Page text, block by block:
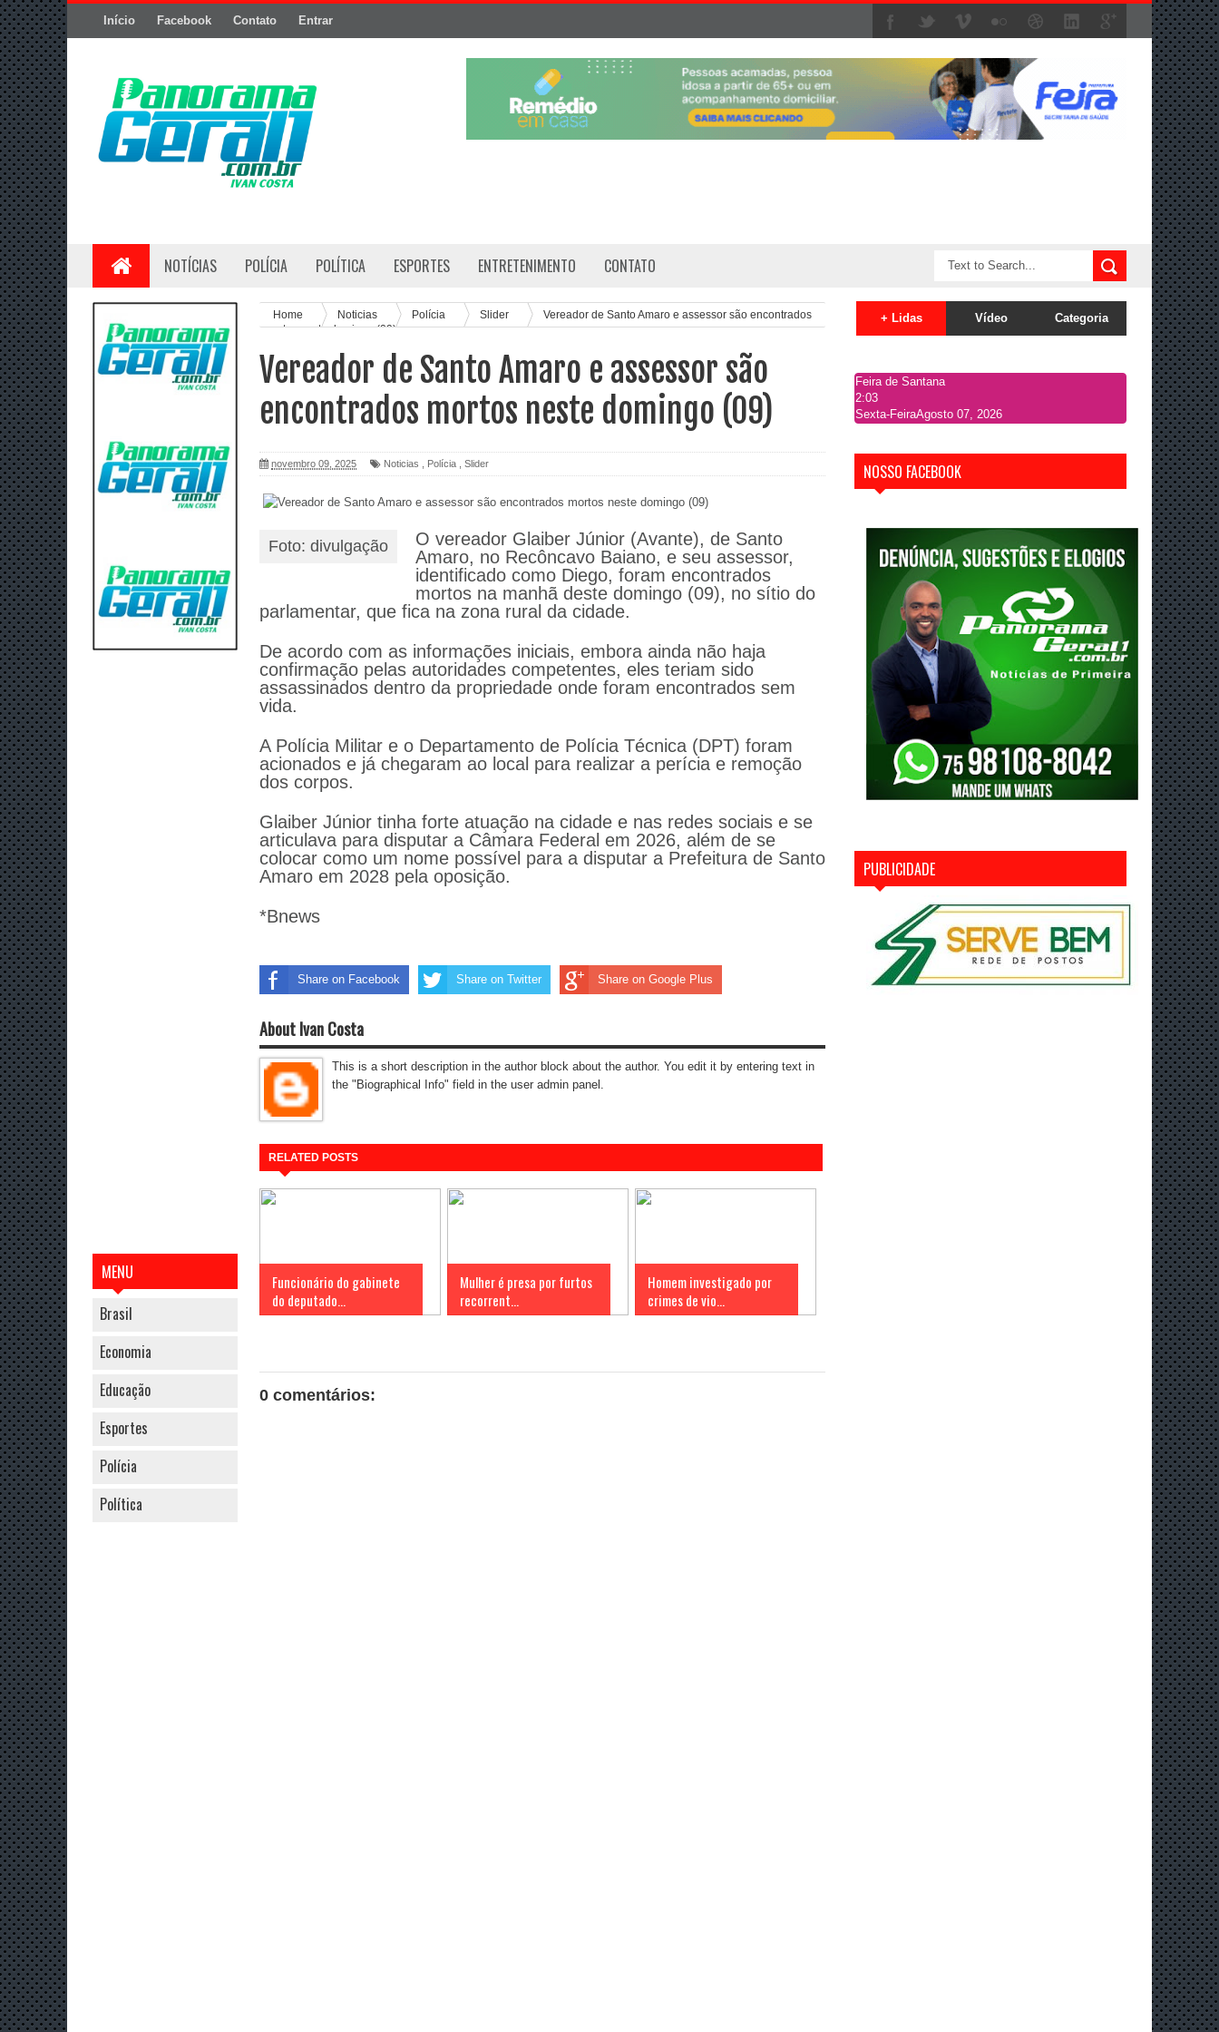
Início Facebook Contato Entrar
NOTÍCIAS POLÍCIA POLÍTICA ESPORTES ENTRETENIMENTO CONTATO
MENU
Brasil
Economia
Educação
Esportes
Polícia
Política
Home Noticias Polícia Slider
Vereador de Santo Amaro e assessor são encontrados
mortos neste domingo (09)
Vereador de Santo Amaro e assessor são
encontrados mortos neste domingo (09)
novembro 09, 2025 Noticias Polícia Slider
Foto: divulgação
O vereador Glaiber Júnior (Avante), de Santo
Amaro, no Recôncavo Baiano, e seu assessor,
identificado como Diego, foram encontrados
mortos na manhã deste domingo (09), no sítio do
parlamentar, que fica na zona rural da cidade.
De acordo com as informações iniciais, embora ainda não haja
confirmação pelas autoridades competentes, eles teriam sido
assassinados dentro da propriedade onde foram encontrados sem
vida.
A Polícia Militar e o Departamento de Polícia Técnica (DPT) foram
acionados e já chegaram ao local para realizar a perícia e remoção
dos corpos.
Glaiber Júnior tinha forte atuação na cidade e nas redes sociais e se
articulava para disputar a Câmara Federal em 2026, além de se
colocar como um nome possível para a disputar a Prefeitura de Santo
Amaro em 2028 pela oposição.
*Bnews
Share on Facebook Share on Twitter Share on Google Plus
About Ivan Costa
This is a short description in the author block about the author. You edit it by entering text in
the "Biographical Info" field in the user admin panel.
RELATED POSTS
Funcionário do gabinete
do deputado...
Mulher é presa por furtos
recorrent...
Homem investigado por
crimes de vio...
0 comentários:
+ Lidas Vídeo Categoria
Feira de Santana
2:03
Sexta-FeiraAgosto 07, 2026
NOSSO FACEBOOK
PUBLICIDADE